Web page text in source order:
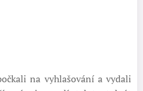
na vyhlašování a vydali